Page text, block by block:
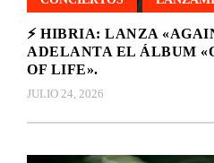
⚡ HIBRIA: LANZA
ADELANTA EL ÁLBUM
OF LIFE».
JULIO 24, 2026